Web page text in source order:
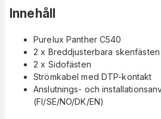
Innehåll
Purelux Panther C540
2 x Breddjusterbara skenfästen
2 x Sidofästen
Strömkabel med DTP-kontakt
Anslutnings- och
(FI/SE/NO/DK/EN)